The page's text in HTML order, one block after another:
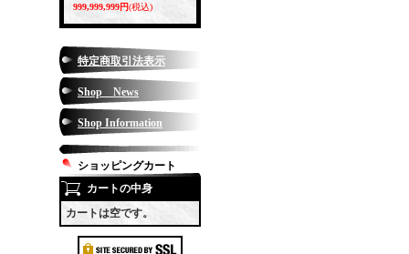
999,999,999円(税込)
特定商取引法表示
Shop News
Shop Information
ショッピングカート
カートの中身
カートは空です。